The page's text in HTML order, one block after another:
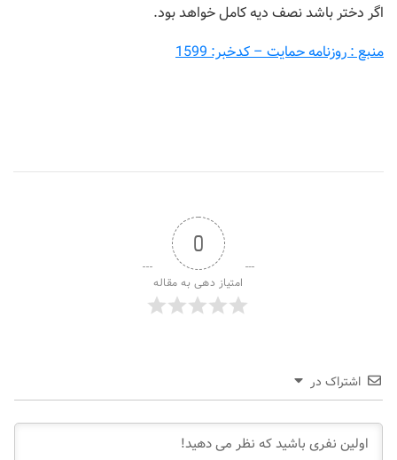
اگر دختر باشد نصف ديه كامل خواهد بود.
منبع : روزنامه حمایت – کدخبر: 1599
0
امتیاز دهی به مقاله
اشتراک در